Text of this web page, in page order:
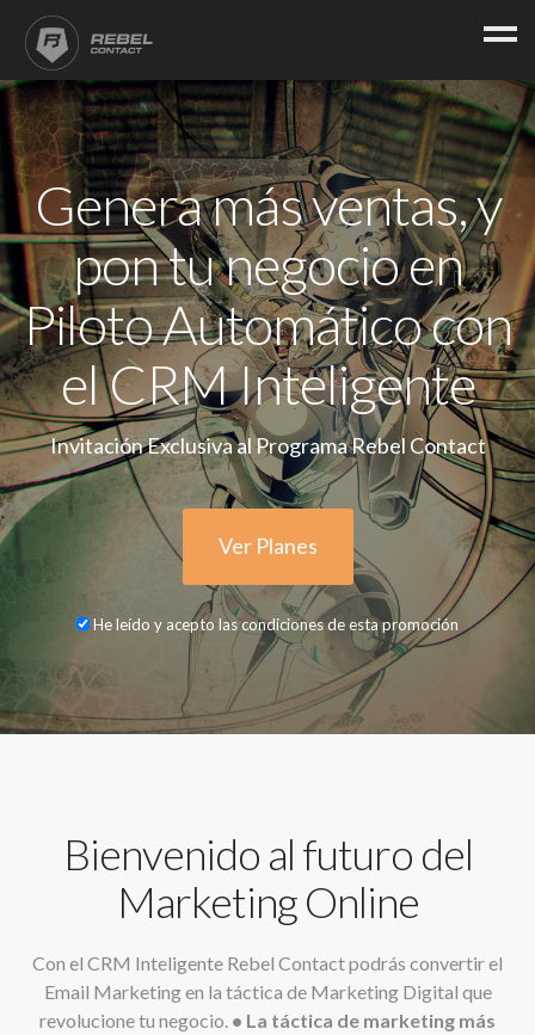
Genera más ventas, y
pon tu negocio en
Piloto Automático con
el CRM Inteligente
Invitación Exclusiva al Programa Rebel Contact
Ver Planes
He leído y acepto las condiciones de esta promoción
Bienvenido al futuro del
Marketing Online
Con el CRM Inteligente Rebel Contact podrás convertir el
Email Marketing en la táctica de Marketing Digital que
revolucione tu negocio. • La táctica de marketing más